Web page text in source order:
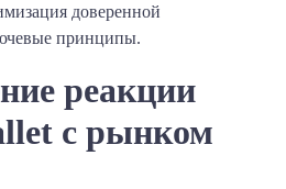
доверенной
принципы.
реакции
с рынком